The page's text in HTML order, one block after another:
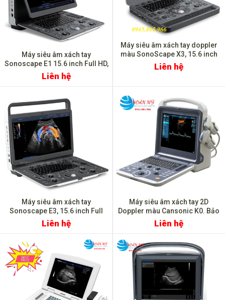
Máy siêu âm xách tay
Sonoscape E1 15.6 inch Full HD,
FDA Mỹ
Liên hệ
Máy siêu âm xách tay doppler
màu SonoScape X3, 15.6 inch
Full HD, FDA Mỹ
Liên hệ
Máy siêu âm xách tay
Sonoscape E3, 15.6 inch Full
HD, FDA Mỹ
Liên hệ
Máy siêu âm xách tay 2D
Doppler màu Cansonic K0. Bảo
hành 2 năm
Liên hệ